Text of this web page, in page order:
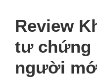
Review
tư chứng
người